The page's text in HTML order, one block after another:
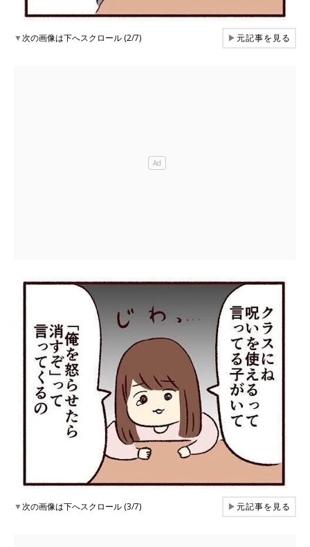
▼次の画像は下へスクロール (2/7) ▶元記事を見る
▼次の画像は下へスクロール (3/7) ▶元記事を見る